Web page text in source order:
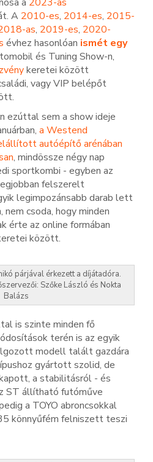
A 2010-es, 2014-es, 2015-
as, 2019-es, 2020-
évhez hasonlóan ismét egy
és Tuning Show-n,
keretei között
vagy VIP belépőt
ezúttal sem a show ideje
a Westend
autóépítő arénában
, mindössze négy nap
sportkombi - egyben az
felszerelt
legimpozánsabb darab lett
nem csoda, hogy minden
érte az online formában
között.
párjával érkezett a díjátadóra.
Szőke László és Nokta
Balázs
is szinte minden fő
terén is az egyik
modell talált gazdára
gyártott szolid, de
a stabilitásról - és
ST állítható futóműve
a TOYO abroncsokkal
könnyűfém felniszett teszi